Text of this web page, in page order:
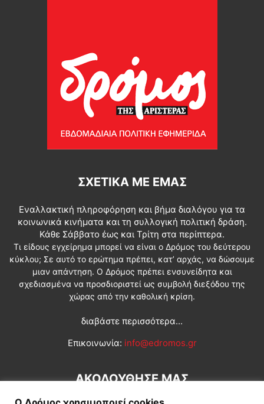
ΣΧΕΤΙΚΆ ΜΕ ΕΜΆΣ
Εναλλακτική πληροφόρηση και βήμα διαλόγου για τα
κοινωνικά κινήματα και τη συλλογική πολιτική δράση.
Κάθε Σάββατο έως και Τρίτη στα περίπτερα.
Τι είδους εγχείρημα μπορεί να είναι ο Δρόμος του δεύτερου
κύκλου; Σε αυτό το ερώτημα πρέπει, κατ’ αρχάς, να δώσουμε
μιαν απάντηση. Ο Δρόμος πρέπει ενσυνείδητα και
σχεδιασμένα να προσδιοριστεί ως συμβολή διεξόδου της
χώρας από την καθολική κρίση.
διαβάστε περισσότερα...
Επικοινωνία: info@edromos.gr
ΑΚΟΛΟΥΘΗΣΕ ΜΑΣ